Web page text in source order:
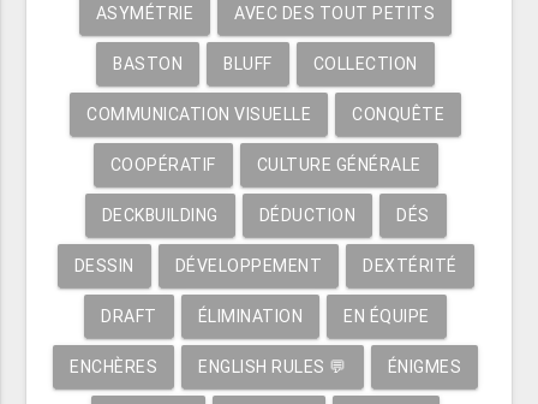
ASYMÉTRIE AVEC DES TOUT PETITS
BASTON BLUFF COLLECTION
COMMUNICATION VISUELLE CONQUÊTE
COOPÉRATIF CULTURE GÉNÉRALE
DECKBUILDING DÉDUCTION DÉS
DESSIN DÉVELOPPEMENT DEXTÉRITÉ
DRAFT ÉLIMINATION EN ÉQUIPE
ENCHÈRES ENGLISH RULES 💬 ÉNIGMES